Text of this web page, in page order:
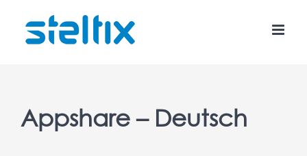
content
Appshare – Deutsch